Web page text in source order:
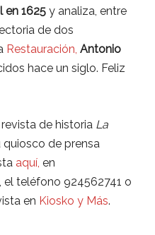
en 1625 y analiza, entre
de dos
Restauración, Antonio
hace un siglo. Feliz
de historia La
quiosco de prensa
aquí, en
el teléfono 924562741 o
en Kiosko y Más.